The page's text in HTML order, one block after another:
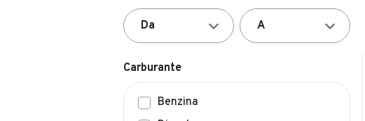
Benzina
Diesel